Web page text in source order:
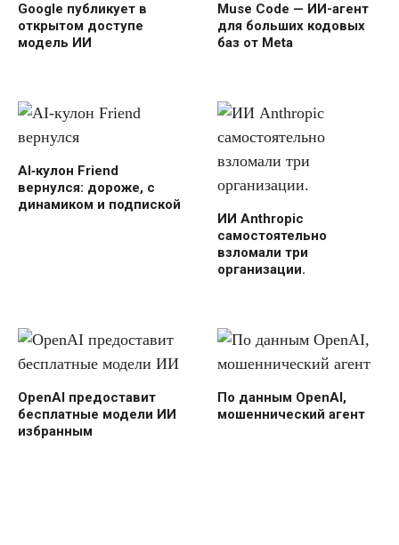
Google публикует в
открытом доступе
модель ИИ
Muse Code — ИИ-агент
для больших кодовых
баз от Meta
AI‑кулон Friend
вернулся: дороже, с
динамиком и подпиской
ИИ Anthropic
самостоятельно
взломали три
организации.
OpenAI предоставит
бесплатные модели ИИ
избранным
По данным OpenAI,
мошеннический агент